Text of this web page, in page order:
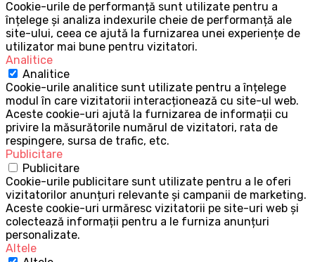
Cookie-urile de performanță sunt utilizate pentru a
înțelege și analiza indexurile cheie de performanță ale
site-ului, ceea ce ajută la furnizarea unei experiențe de
utilizator mai bune pentru vizitatori.
Analitice
Analitice
Cookie-urile analitice sunt utilizate pentru a înțelege
modul în care vizitatorii interacționează cu site-ul web.
Aceste cookie-uri ajută la furnizarea de informații cu
privire la măsurătorile numărul de vizitatori, rata de
respingere, sursa de trafic, etc.
Publicitare
Publicitare
Cookie-urile publicitare sunt utilizate pentru a le oferi
vizitatorilor anunțuri relevante și campanii de marketing.
Aceste cookie-uri urmăresc vizitatorii pe site-uri web și
colectează informații pentru a le furniza anunțuri
personalizate.
Altele